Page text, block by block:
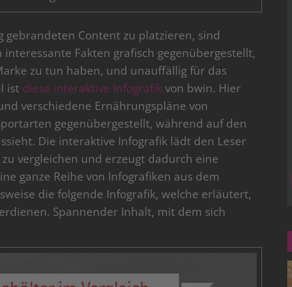
gebrandeten Content zu platzieren, sind
Fakten grafisch gegenübergestellt,
zu tun haben, und unauffällig für das
ist diese interaktive Infografikvon bwin. Hier
verschiedene Ernährungspläne von
gegenübergestellt, während auf den
Die interaktive Infografik lädt den Leser
vergleichen und erzeugt dadurch eine
ganze Reihe von Infografiken aus dem
die folgende Infografik, welche erläutert,
Spannender Inhalt, mit dem sich